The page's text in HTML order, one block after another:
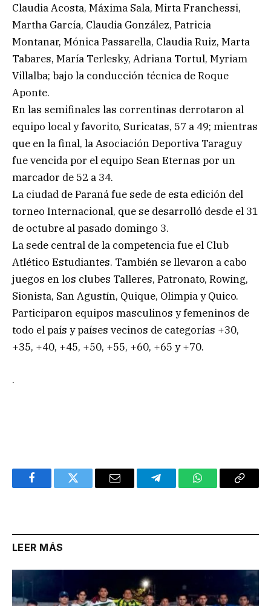
Claudia Acosta, Máxima Sala, Mirta Franchessi,
Martha García, Claudia González, Patricia
Montanar, Mónica Passarella, Claudia Ruiz, Marta
Tabares, María Terlesky, Adriana Tortul, Myriam
Villalba; bajo la conducción técnica de Roque
Aponte.
En las semifinales las correntinas derrotaron al
equipo local y favorito, Suricatas, 57 a 49; mientras
que en la final, la Asociación Deportiva Taraguy
fue vencida por el equipo Sean Eternas por un
marcador de 52 a 34.
La ciudad de Paraná fue sede de esta edición del
torneo Internacional, que se desarrolló desde el 31
de octubre al pasado domingo 3.
La sede central de la competencia fue el Club
Atlético Estudiantes. También se llevaron a cabo
juegos en los clubes Talleres, Patronato, Rowing,
Sionista, San Agustín, Quique, Olimpia y Quico.
Participaron equipos masculinos y femeninos de
todo el país y países vecinos de categorías +30,
+35, +40, +45, +50, +55, +60, +65 y +70.
.
FacebookTwitter Email TelegramWhatsAppCopy
LEER MÁS